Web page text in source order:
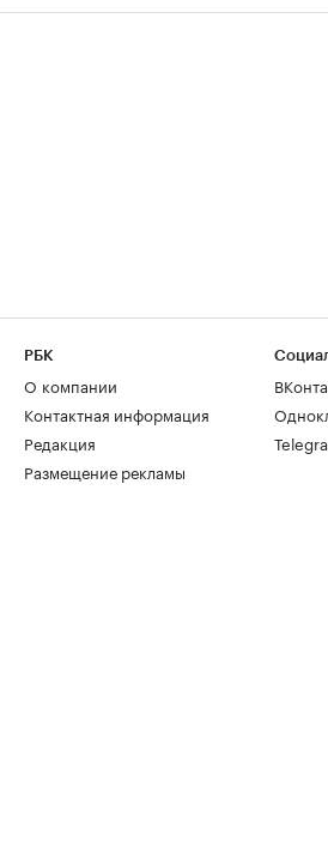
РБК
О компании
Контактная информация
Редакция
Размещение рекламы